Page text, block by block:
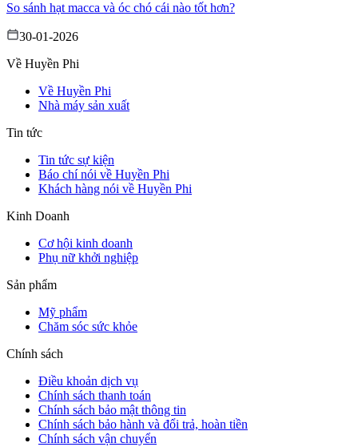
So sánh hạt macca và óc chó cái nào tốt hơn?
30-01-2026
Về Huyền Phi
Về Huyền Phi
Nhà máy sản xuất
Tin tức
Tin tức sự kiện
Báo chí nói về Huyền Phi
Khách hàng nói về Huyền Phi
Kinh Doanh
Cơ hội kinh doanh
Phụ nữ khởi nghiệp
Sản phẩm
Mỹ phẩm
Chăm sóc sức khỏe
Chính sách
Điều khoản dịch vụ
Chính sách thanh toán
Chính sách bảo mật thông tin
Chính sách bảo hành và đổi trả, hoàn tiền
Chính sách vận chuyển